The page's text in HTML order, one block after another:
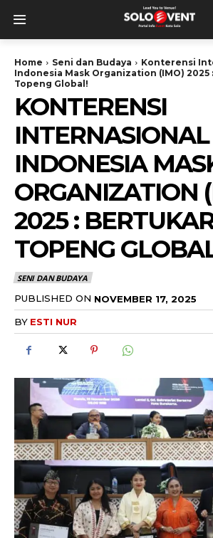
Home Seni dan Budaya
Konterensi
Indonesia Mask Organization (IMO) 2025
Topeng Global!
KONTERENSI
INTERNASIONAL
INDONESIA
ORGANIZATION
2025 :
TOPENG
SENI DAN BUDAYA
PUBLISHED ON NOVEMBER 17, 2025
BY ESTI NUR